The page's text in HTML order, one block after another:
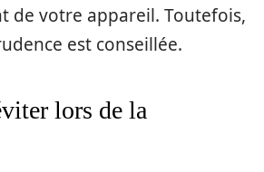
de votre appareil. Toutefois,
est conseillée.
lors de la